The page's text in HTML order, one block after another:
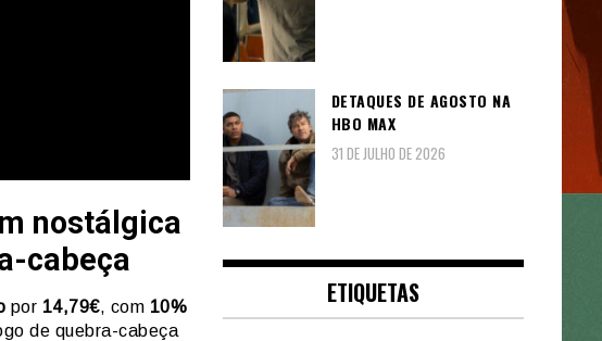
nostálgica
cabeça
por 14,79€, com 10%
de quebra-cabeça
DETAQUES DE AGOSTO NA
HBO MAX
31 DE JULHO DE 2026
ETIQUETAS